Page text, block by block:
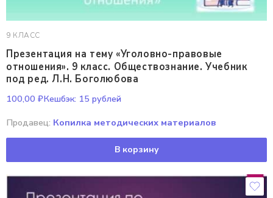
9 КЛАСС
Презентация на тему «Уголовно-правовые
отношения». 9 класс. Обществознание. Учебник
под ред. Л.Н. Боголюбова
100,00 ₽Кешбэк: 15 рублей
Продавец: Копилка методических материалов
В корзину